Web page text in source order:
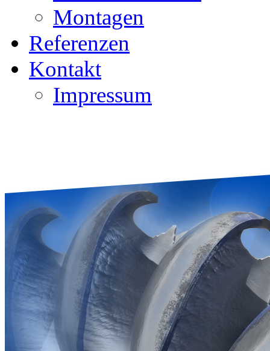
Montagen
Referenzen
Kontakt
Impressum